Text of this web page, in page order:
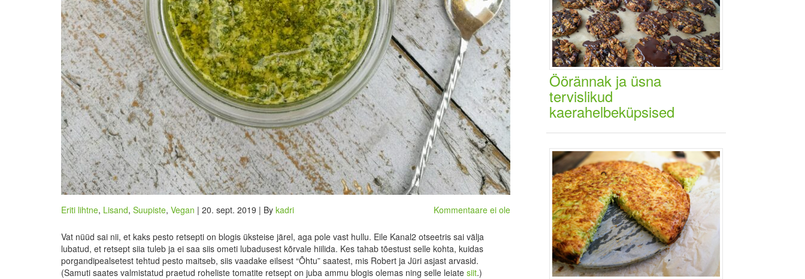
Eriti lihtne, Lisand, Suupiste, Vegan | 20. sept. 2019 | By kadri Kommentaare ei ole
Vat nüüd sai nii, et kaks pesto retsepti on blogis üksteise järel, aga pole vast hullu. Eile Kanal2 otseetris sai välja
lubatud, et retsept siia tuleb ja ei saa siis ometi lubadusest kõrvale hiilida. Kes tahab tõestust selle kohta, kuidas
porgandipealsetest tehtud pesto maitseb, siis vaadake eilsest “Õhtu” saatest, mis Robert ja Jüri asjast arvasid.
(Samuti saates valmistatud praetud roheliste tomatite retsept on juba ammu blogis olemas ning selle leiate siit.)
Öörännak ja üsna
tervislikud
kaerahelbeküpsised